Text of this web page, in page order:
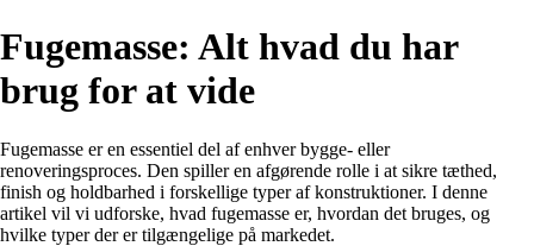
Fugemasse: Alt hvad du har
brug for at vide
Fugemasse er en essentiel del af enhver bygge- eller
renoveringsproces. Den spiller en afgørende rolle i at sikre tæthed,
finish og holdbarhed i forskellige typer af konstruktioner. I denne
artikel vil vi udforske, hvad fugemasse er, hvordan det bruges, og
hvilke typer der er tilgængelige på markedet.